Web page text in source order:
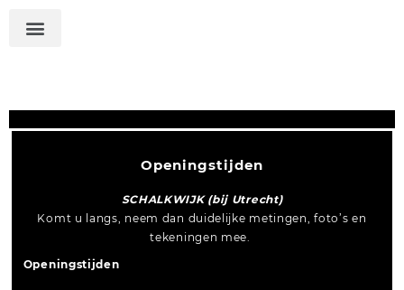
Openingstijden
SCHALKWIJK (bij Utrecht)
Komt u langs, neem dan duidelijke metingen, foto’s en
tekeningen mee.
Openingstijden